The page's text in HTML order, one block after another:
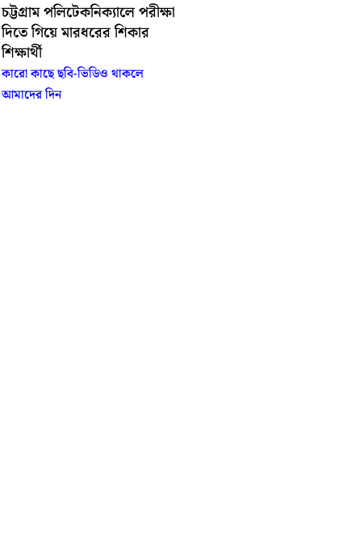
চট্টগ্রাম পলিটেকনিক্যালে পরীক্ষা
দিতে গিয়ে মারধরের শিকার
শিক্ষার্থী
কারো কাছে ছবি-ভিডিও থাকলে
আমাদের দিন